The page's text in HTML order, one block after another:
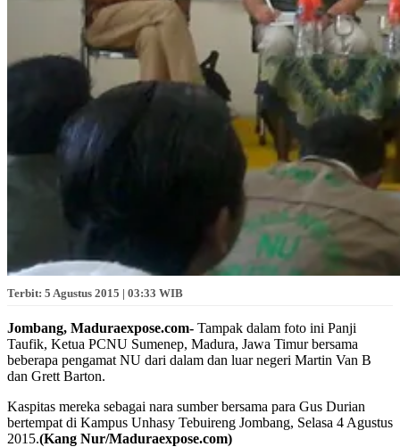
Terbit: 5 Agustus 2015 | 03:33 WIB
Jombang, Maduraexpose.com- Tampak dalam foto ini Panji
Taufik, Ketua PCNU Sumenep, Madura, Jawa Timur bersama
beberapa pengamat NU dari dalam dan luar negeri Martin Van B
dan Grett Barton.
Kaspitas mereka sebagai nara sumber bersama para Gus Durian
bertempat di Kampus Unhasy Tebuireng Jombang, Selasa 4 Agustus
2015.(Kang Nur/Maduraexpose.com)